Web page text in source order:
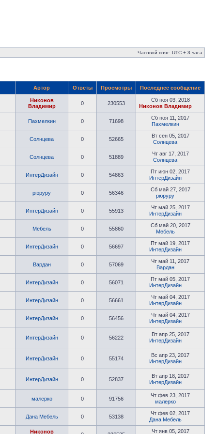
Часовой пояс: UTC + 3 часа
Автор Ответы Просмотры Последнее сообщение
Никонов
Владимир
0 230553
Сб ноя 03, 2018
Никонов Владимир
Пахмелкин 0 71698
Сб ноя 11, 2017
Пахмелкин
Солнцева 0 52665
Вт сен 05, 2017
Солнцева
Солнцева 0 51889
Чт авг 17, 2017
Солнцева
ИнтерДизайн 0 54863
Пт июн 02, 2017
ИнтерДизайн
рюруру 0 56346
Сб май 27, 2017
рюруру
ИнтерДизайн 0 55913
Чт май 25, 2017
ИнтерДизайн
Мебель 0 55860
Сб май 20, 2017
Мебель
ИнтерДизайн 0 56697
Пт май 19, 2017
ИнтерДизайн
Вардан 0 57069
Чт май 11, 2017
Вардан
ИнтерДизайн 0 56071
Пт май 05, 2017
ИнтерДизайн
ИнтерДизайн 0 56661
Чт май 04, 2017
ИнтерДизайн
ИнтерДизайн 0 56456
Чт май 04, 2017
ИнтерДизайн
ИнтерДизайн 0 56222
Вт апр 25, 2017
ИнтерДизайн
ИнтерДизайн 0 55174
Вс апр 23, 2017
ИнтерДизайн
ИнтерДизайн 0 52837
Вт апр 18, 2017
ИнтерДизайн
малерко 0 91756
Чт фев 23, 2017
малерко
Дана Мебель 0 53138
Чт фев 02, 2017
Дана Мебель
Никонов Чт янв 05, 2017